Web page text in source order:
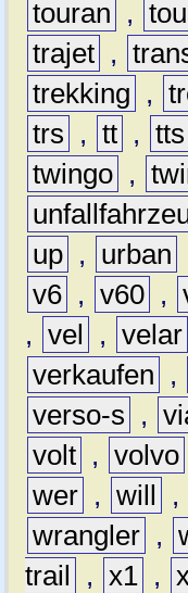
touran ,
trajet ,
trekking
,
trs
, tt , tts
twingo ,
up , urban
v6 , v60 ,
, vel , velar
verkaufen
,
verso-s
,
volt , volvo
wer , will ,
wrangler ,
trail
, x1 ,